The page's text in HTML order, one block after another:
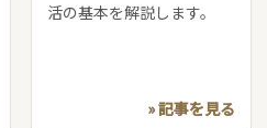
活の基本を解説します。
» 記事を見る